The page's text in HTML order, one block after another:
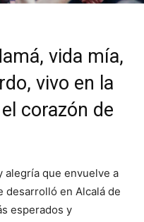
vida mía,
vivo en la
corazón de
alegría que envuelve a
desarrolló en Alcalá de
esperados y